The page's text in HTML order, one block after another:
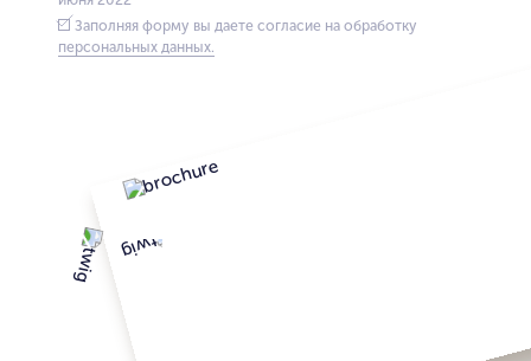
Заполняя форму вы даете согласие на обработку
персональных данных.